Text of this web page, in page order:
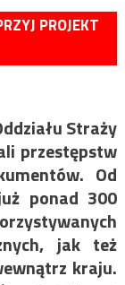
PROJEKT
Straży
przestępstw
Od
ponad 300
jak też
kraju.